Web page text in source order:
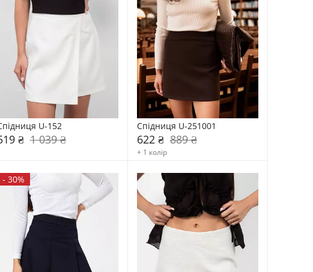
U-152
₴ 1 039 ₴
Спідниця U-251001
622 ₴ 889 ₴
+ 1 колір
- 30%